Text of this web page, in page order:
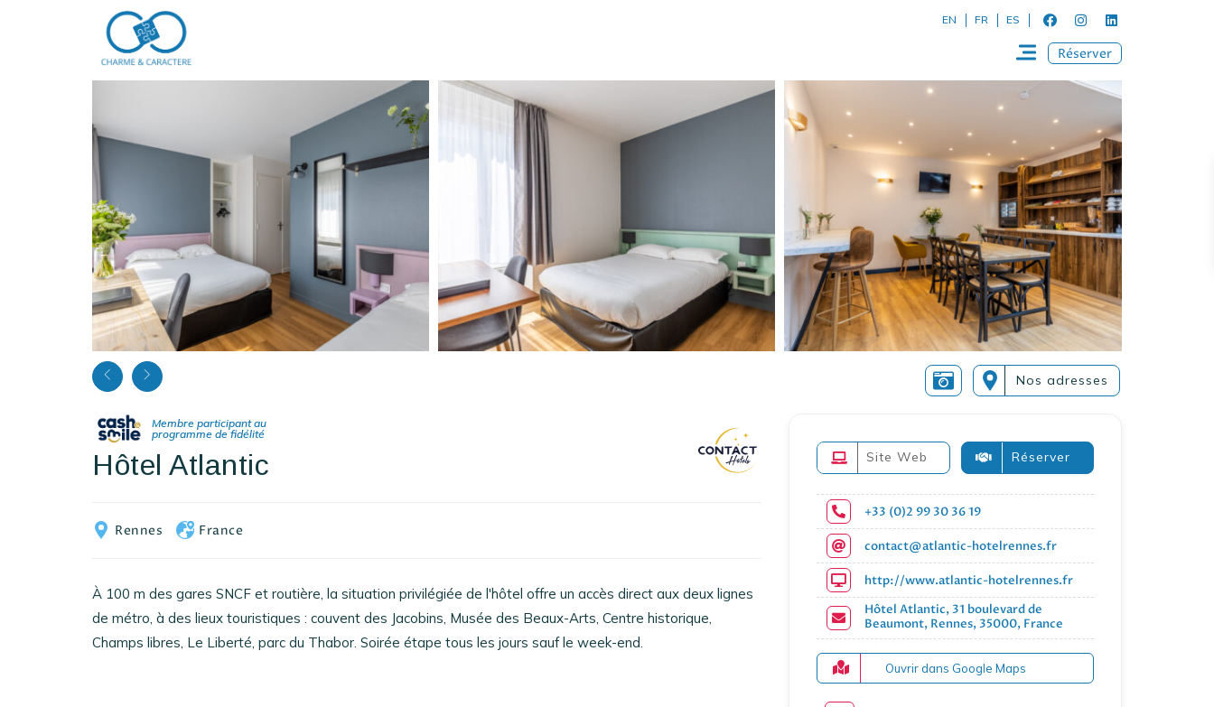
Nos collections
EN FR ES
Réserver
Nos adresses
Hôtel Atlantic
Rennes France
À 100 m des gares SNCF et routière, la situation privilégiée de l'hôtel offre un accès direct aux deux lignes
de métro, à des lieux touristiques : couvent des Jacobins, Musée des Beaux-Arts, Centre historique,
Champs libres, Le Liberté, parc du Thabor. Soirée étape tous les jours sauf le week-end.
Site Web Réserver
+33 (0)2 99 30 36 19
contact@atlantic-hotelrennes.fr
http://www.atlantic-hotelrennes.fr
Hôtel Atlantic, 31 boulevard de
Beaumont, Rennes, 35000, France
Ouvrir dans Google Maps